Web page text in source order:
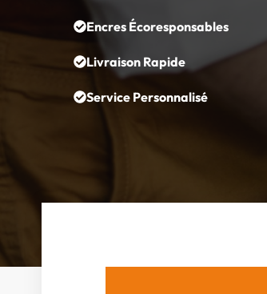
Encres Écoresponsables
Livraison Rapide
Service Personnalisé